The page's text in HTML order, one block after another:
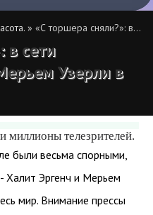
» «С торшера сняли?»: в сети обсуждают платье Мерьем Узерли в Каннах - «Красота»
в сети
Узерли в
миллионы телезрителей.
были весьма спорными,
Халит Эргенч и Мерьем
мир. Внимание прессы